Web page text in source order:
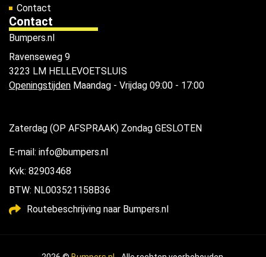
Contact
Contact
Bumpers.nl
Ravenseweg 9
3223 LM HELLEVOETSLUIS
Openingstijden Maandag - Vrijdag 09:00 - 17:00
Zaterdag (OP AFSPRAAK) Zondag GESLOTEN
E-mail: info@bumpers.nl
Kvk: 82903468
BTW: NL003521158B36
Routebeschrijving naar Bumpers.nl